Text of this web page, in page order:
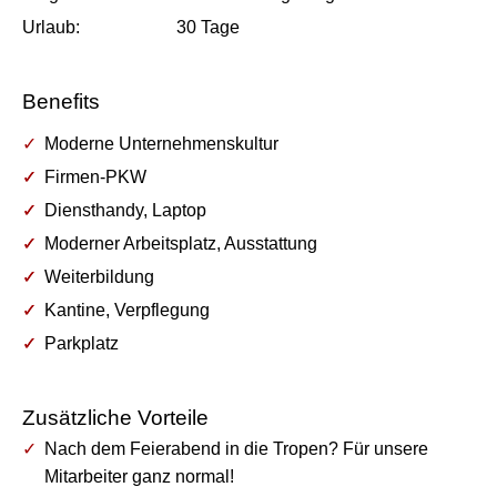
Urlaub:
30Tage
Benefits
Moderne Unternehmenskultur
Firmen-PKW
Diensthandy, Laptop
Moderner Arbeitsplatz, Ausstattung
Weiterbildung
Kantine, Verpflegung
Parkplatz
Zusätzliche Vorteile
Nach dem Feierabend in die Tropen? Für unsere
Mitarbeiter ganz normal!